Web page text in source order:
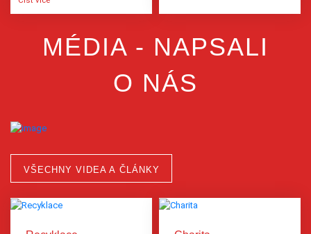
MÉDIA - NAPSALI
O NÁS
VŠECHNY VIDEA A ČLÁNKY